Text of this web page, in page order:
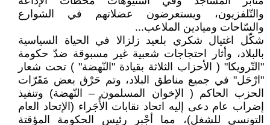
والتّلفزيون، ويستعرضون عضلاتهم في الشوارع
والسّاحات وميادين الملاعب...
شكّل اغتيال شكري بلعيد زلزالا في الحياة السياسية
بالبلاد، وأثار احتجاجات شعبية غير مسبوقة ضدّ حكومة
"التّرويكا" ( الأحزاب الثلاثة بقيادة "النّهضة" ) تحت شعار
"ارْحَل" في جميع مناطق البلاد، وتم حَرْق بعض مَقَرّات
الحزب الحاكم ( الإخوان المسلمون – النّهضة) وتنفيذ
إضراب عام دعى إليه اتحاد نقابات الأُجَراء (الإتحاد العام
التونسي للشغل)، مما أجْبر رئيس الحكومة المؤقتة